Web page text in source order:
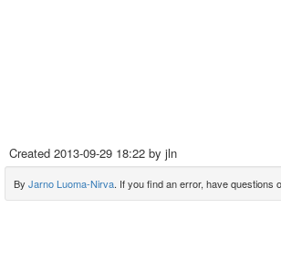
Created 2013-09-29 18:22 by jln
By Jarno Luoma-Nirva. If you find an error, have questions